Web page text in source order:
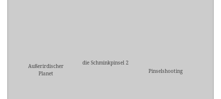
Außerirdischer
Planet
die Schminkpinsel 2
Pinselshooting